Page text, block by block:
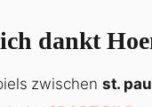
dankt
zwischen st.